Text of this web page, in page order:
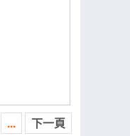
... 下一頁